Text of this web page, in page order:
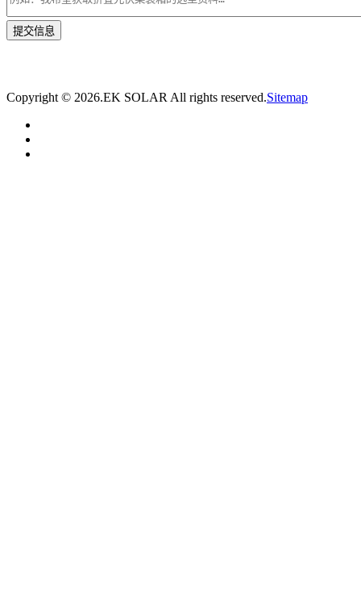
Copyright © 2026.EK SOLAR All rights reserved.Sitemap